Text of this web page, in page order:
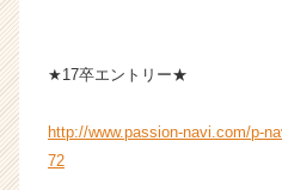
★17卒エントリー★
http://www.passion-navi.com/p-
72